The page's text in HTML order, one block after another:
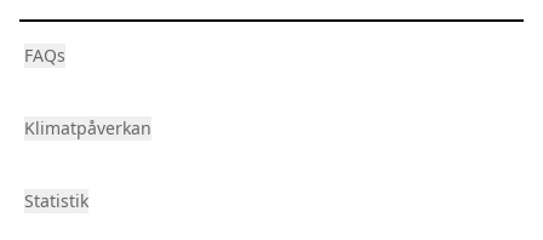
FAQs
Klimatpåverkan
Statistik